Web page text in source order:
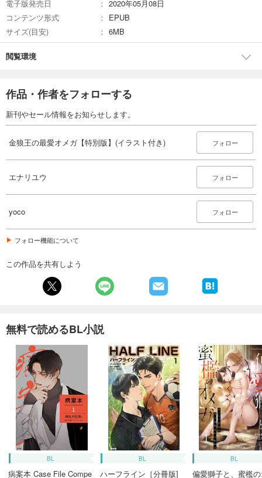
電子版発売日
2020年05月08日
コンテンツ形式
EPUB
サイズ(目安)
6MB
閲覧環境
作品・作者をフォローする
新刊やセール情報をお知らせします。
金狼王の最愛オメガ【特別版】(イラスト付き) フォロー
エナリユウ フォロー
yoco フォロー
フォロー機能について
この作品を共有しよう
無料で読めるBL小説
BL
病案本 Case File Compe
BL
ハーフライン［分冊版]
BL
偏愛獅子と、蜜檻